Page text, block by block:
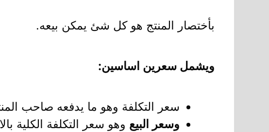
بأختصار المنتج هو كل شئ يمكن بيعه.
ويشمل سعرين اساسين:
سعر التكلفة وهو ما يدفعه صاحب
وسعر البيع وهو سعر التكلفة الكلية